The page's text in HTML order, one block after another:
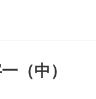
（中）